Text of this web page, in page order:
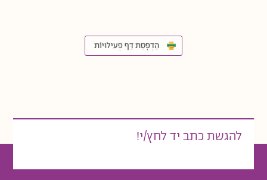
הַדְפָּסַת דַּף פְּעִילוּיוֹת
להגשת כתב יד לחץ/י!